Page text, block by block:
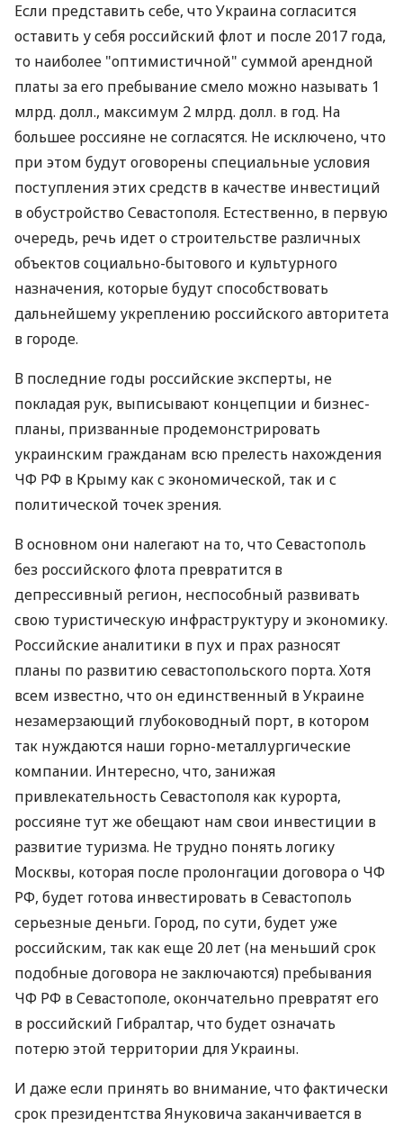
Если представить себе, что Украина согласится
оставить у себя российский флот и после 2017 года,
то наиболее "оптимистичной" суммой арендной
платы за его пребывание смело можно называть 1
млрд. долл., максимум 2 млрд. долл. в год. На
большее россияне не согласятся. Не исключено, что
при этом будут оговорены специальные условия
поступления этих средств в качестве инвестиций
в обустройство Севастополя. Естественно, в первую
очередь, речь идет о строительстве различных
объектов социально-бытового и культурного
назначения, которые будут способствовать
дальнейшему укреплению российского авторитета
в городе.
В последние годы российские эксперты, не
покладая рук, выписывают концепции и бизнес-
планы, призванные продемонстрировать
украинским гражданам всю прелесть нахождения
ЧФ РФ в Крыму как с экономической, так и с
политической точек зрения.
В основном они налегают на то, что Севастополь
без российского флота превратится в
депрессивный регион, неспособный развивать
свою туристическую инфраструктуру и экономику.
Российские аналитики в пух и прах разносят
планы по развитию севастопольского порта. Хотя
всем известно, что он единственный в Украине
незамерзающий глубоководный порт, в котором
так нуждаются наши горно-металлургические
компании. Интересно, что, занижая
привлекательность Севастополя как курорта,
россияне тут же обещают нам свои инвестиции в
развитие туризма. Не трудно понять логику
Москвы, которая после пролонгации договора о ЧФ
РФ, будет готова инвестировать в Севастополь
серьезные деньги. Город, по сути, будет уже
российским, так как еще 20 лет (на меньший срок
подобные договора не заключаются) пребывания
ЧФ РФ в Севастополе, окончательно превратят его
в российский Гибралтар, что будет означать
потерю этой территории для Украины.
И даже если принять во внимание, что фактически
срок президентства Януковича заканчивается в